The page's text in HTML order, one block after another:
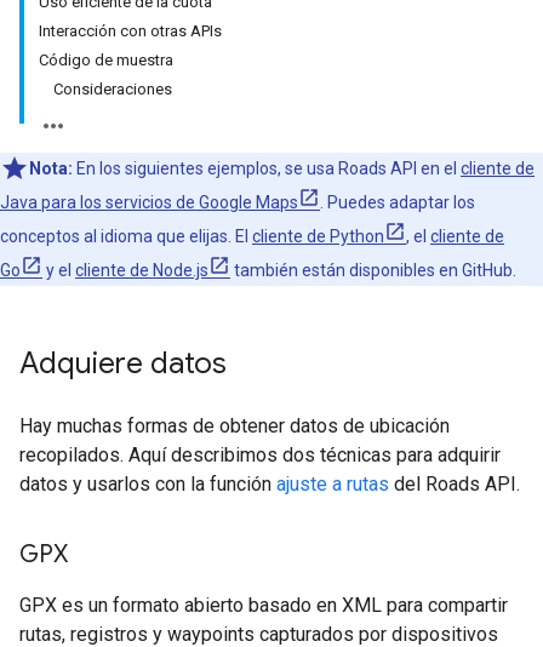
Interacción con otras APIs
Código de muestra
Consideraciones
Nota: En los siguientes ejemplos, se usa Roads API en el cliente de
Java para los servicios de Google Maps
. Puedes adaptar los
conceptos al idioma que elijas. El cliente de Python , el cliente de
Go
y el cliente de Node.js también están disponibles en GitHub.
Adquiere datos
Hay muchas formas de obtener datos de ubicación
recopilados. Aquí describimos dos técnicas para adquirir
datos y usarlos con la función ajuste a rutas del Roads API.
GPX
GPX es un formato abierto basado en XML para compartir
rutas, registros y waypoints capturados por dispositivos